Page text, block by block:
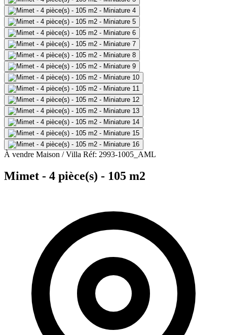
À vendre Maison / Villa Réf: 2993-1005_AML
Mimet - 4 pièce(s) - 105 m2